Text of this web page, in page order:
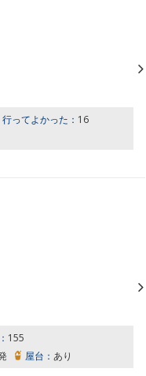
行ってよかった： 16
155
屋台： あり